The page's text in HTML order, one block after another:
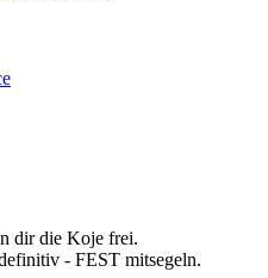
dir die Koje frei.
- FEST mitsegeln.